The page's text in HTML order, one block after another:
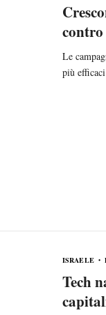
Le
più
ISRAELE
Tech